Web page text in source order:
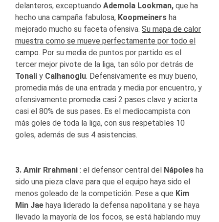
delanteros, exceptuando Ademola Lookman, que ha
hecho una campaña fabulosa, Koopmeiners ha
mejorado mucho su faceta ofensiva. Su mapa de calor
muestra como se mueve perfectamente por todo el
campo. Por su media de puntos por partido es el
tercer mejor pivote de la liga, tan sólo por detrás de
Tonali y Calhanoglu. Defensivamente es muy bueno,
promedia más de una entrada y media por encuentro, y
ofensivamente promedia casi 2 pases clave y acierta
casi el 80% de sus pases. Es el mediocampista con
más goles de toda la liga, con sus respetables 10
goles, además de sus 4 asistencias.
3. Amir Rrahmani : el defensor central del Nápoles ha
sido una pieza clave para que el equipo haya sido el
menos goleado de la competición. Pese a que Kim
Min Jae haya liderado la defensa napolitana y se haya
llevado la mayoría de los focos, se está hablando muy